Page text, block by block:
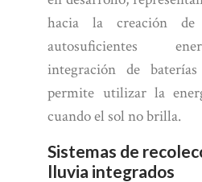
hacia la creación de
autosuficientes
integración de
permite utilizar la
cuando el sol no brilla.
Sistemas de
lluvia integrados